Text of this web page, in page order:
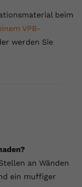
beim
VPB-
werden Sie
an Wänden
ein muffiger